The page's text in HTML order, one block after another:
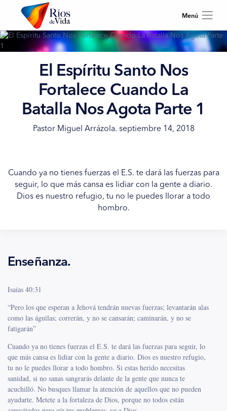
El Espíritu Santo Nos
Fortalece Cuando La
Batalla Nos Agota Parte 1
Pastor Miguel Arrázola. septiembre 14, 2018
Cuando ya no tienes fuerzas el E.S. te dará las fuerzas para
seguir, lo que más cansa es lidiar con la gente a diario.
Dios es nuestro refugio, tu no le puedes llorar a todo
hombro.
Enseñanza.
Isaías 40:31
“Pero los que esperan a Jehová tendrán nuevas fuerzas; levantarán alas
como las águilas; correrán, y no se cansarán; caminarán, y no se
fatigarán”
Cuando ya no tienes fuerzas el E.S. te dará las fuerzas para seguir, lo
que más cansa es lidiar con la gente a diario. Dios es nuestro refugio,
tu no le puedes llorar a todo hombro. Si estas herido necesitas
sanidad, si no sanas sangrarás delante de la gente que nunca te
acuchilló. No busques llamar la atención de aquellos que no pueden
ayudarte. Metete a la fortaleza de Dios, porque no todos están